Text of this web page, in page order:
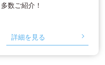
多数ご紹介！
詳細を見る